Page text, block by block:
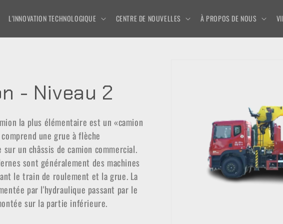
L'INNOVATION TECHNOLOGIQUE CENTRE DE NOUVELLES À PROPOS DE NOUS
- Niveau 2
la plus élémentaire est un «camion
une grue à flèche
un châssis de camion commercial.
sont généralement des machines
le train de roulement et la grue. La
par l'hydraulique passant par le
sur la partie inférieure.